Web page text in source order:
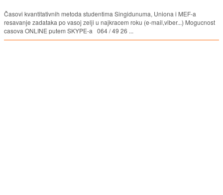
Časovi kvantitativnih metoda studentima Singidunuma, Uniona i MEF-a
resavanje zadataka po vasoj zelji u najkracem roku (e-mail,viber...) Mogucnost
casova ONLINE putem SKYPE-a 064 / 49 26 ...